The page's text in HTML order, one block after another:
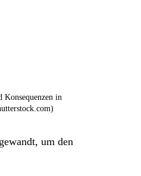
in
um den